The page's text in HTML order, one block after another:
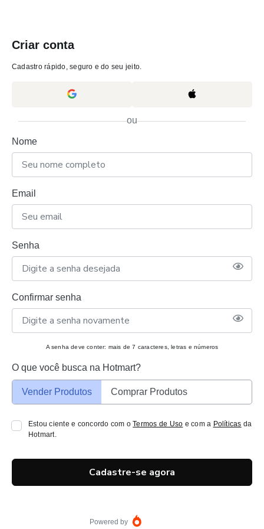
Criar conta
Cadastro rápido, seguro e do seu jeito.
ou
Nome
Email
Senha
Confirmar senha
A senha deve conter: mais de 7 caracteres, letras e números
O que você busca na Hotmart?
Vender Produtos Comprar Produtos
Estou ciente e concordo com oTermos de Uso e com a Políticas da
Hotmart.
Cadastre-se agora
Powered by